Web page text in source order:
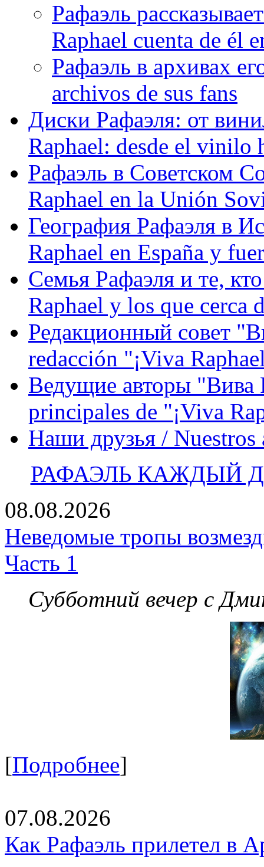
Рафаэль
Raphael cuenta de él
Рафаэль в архивах
archivos de sus fans
Диски Рафаэля: от
Raphael: desde el vinilo
Рафаэль в Советском
Raphael en la Unión
География Рафаэля в
Raphael en España y
Семья Рафаэля и те,
Raphael y los que cerca
Редакционный совет
redacción "¡Viva
Ведущие авторы "Вива
principales de "¡Viva
Наши друзья / Nuestros
РАФАЭЛЬ КАЖДЫЙ
08.08.2026
Неведомые тропы
Часть 1
Субботний вечер с
[Подробнее]
07.08.2026
Как Рафаэль прилетел в